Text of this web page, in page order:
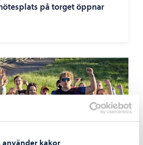
använder kakor
på torget öppnar